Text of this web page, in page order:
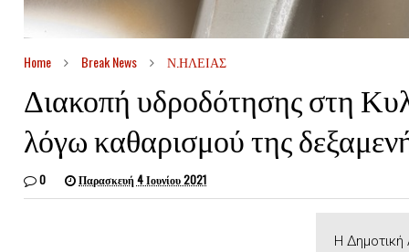
Home Break News Ν.ΗΛΕΙΑΣ
Διακοπή υδροδότησης στη
λόγω καθαρισμού της
0 Παρασκευή 4 Ιουνίου 2021
Η Δημοτική